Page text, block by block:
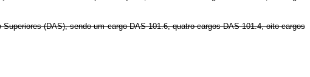
(DAS), sendo um cargo DAS 101.6, quatro cargos DAS 101.4, oito cargos